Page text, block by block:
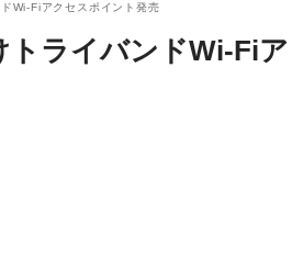
Wi-Fiアクセスポイント発売
トライバンドWi-Fiア